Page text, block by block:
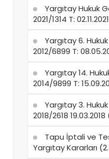
Yargıtay Hukuk
2021/1314 T: 02.11.2021
Yargıtay 6.
2012/6899 T:
Yargıtay 14.
2014/9899 T:
Yargıtay 3. Hukuk
2018/2618 19.03.2018
Tapu İptali ve
Yargıtay Kararları